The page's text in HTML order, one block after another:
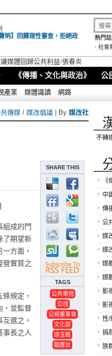
聲明】回歸理性審查，拒絕政
熱門
- 社會
媒體回歸公共利益/張春炎
《傳播、文化與政治》 公
產業 媒體識讀 網路
傳媒 / 媒改倡議 | By 媒改社
SHARE THIS
TAGS
公共電視
公視
公視董事會
文化部
邵玉銘
龍應台
組成的門
了期望新
方面，
營實質之
規定，
，並監督
選之。
事長之人
不轉
《
中
傳
公
媒
媒
媒
媒
影
影
性/
捐
族